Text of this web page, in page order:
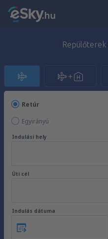
Repülőterek
Retúr
Egyirányú
Indulási hely
Úti cél
Indulás dátuma